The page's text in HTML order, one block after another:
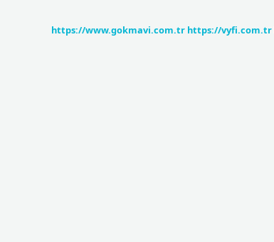
https://www.gokmavi.com.tr https://vyfi.com.tr